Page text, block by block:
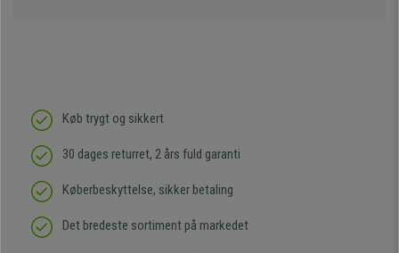
Køb trygt og sikkert
30 dages returret, 2 års fuld garanti
Køberbeskyttelse, sikker betaling
Det bredeste sortiment på markedet